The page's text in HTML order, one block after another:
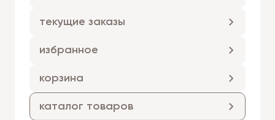
текущие заказы
избранное
корзина
каталог товаров